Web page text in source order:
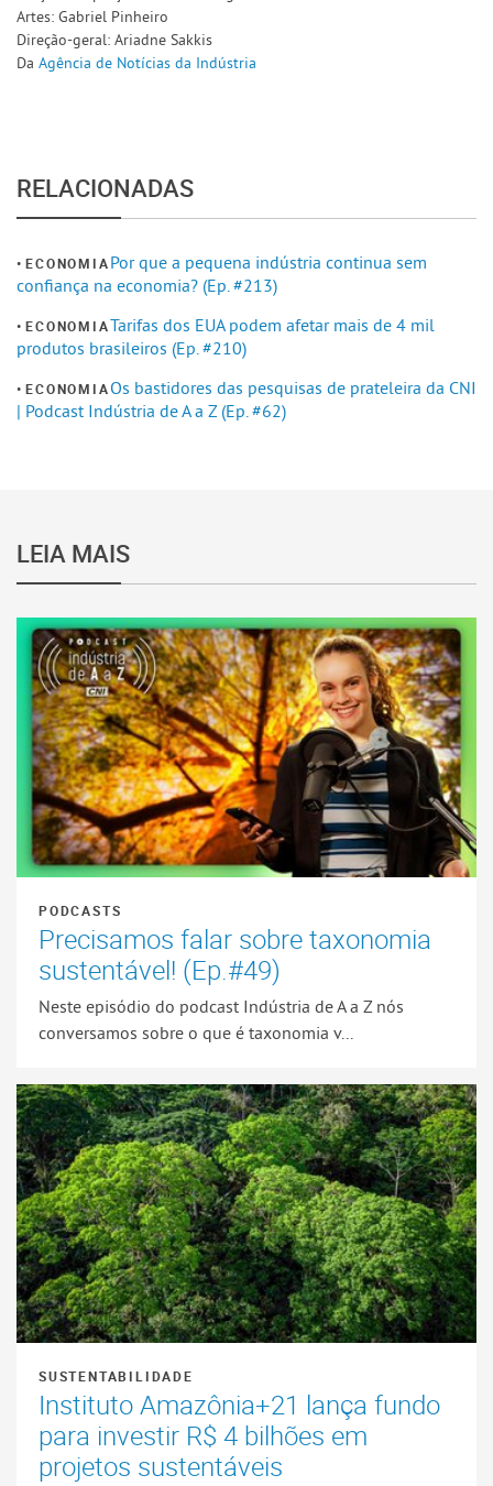
Artes: Gabriel Pinheiro
Direção-geral: Ariadne Sakkis
Da Agência de Notícias da Indústria
RELACIONADAS
ECONOMIAPor que a pequena indústria continua sem
confiança na economia? (Ep. #213)
ECONOMIATarifas dos EUA podem afetar mais de 4 mil
produtos brasileiros (Ep. #210)
ECONOMIAOs bastidores das pesquisas de prateleira da CNI
| Podcast Indústria de A a Z (Ep. #62)
LEIA MAIS
PODCASTS
Precisamos falar sobre taxonomia
sustentável! (Ep.#49)
Neste episódio do podcast Indústria de A a Z nós
conversamos sobre o que é taxonomia v...
SUSTENTABILIDADE
Instituto Amazônia+21 lança fundo
para investir R$ 4 bilhões em
projetos sustentáveis